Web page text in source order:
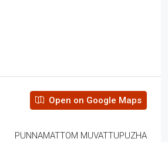
Open on Google Maps
PUNNAMATTOM MUVATTUPUZHA